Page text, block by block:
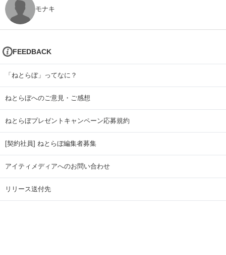
モナキ
FEEDBACK
「ねとらぼ」ってなに？
ねとらぼへのご意見・ご感想
ねとらぼプレゼントキャンペーン応募規約
[契約社員] ねとらぼ編集者募集
アイティメディアへのお問い合わせ
リリース送付先